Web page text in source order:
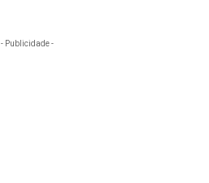
- Publicidade -